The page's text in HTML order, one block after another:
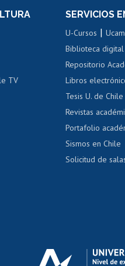
Movilidad
Cursos de
y violencia
TV
SERVICIOS
U-Cursos |
Biblioteca digital
Repositorio
Libros
Tesis U. de Chile
Revistas
Portafolio
Sismos en Chile
Solicitud de